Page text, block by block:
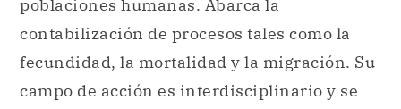
halla en constante evolución merced a las
contribuciones teóricas y de orden
metodológico que le aportan diferentes
disciplinas, entre ellas la psicología, la